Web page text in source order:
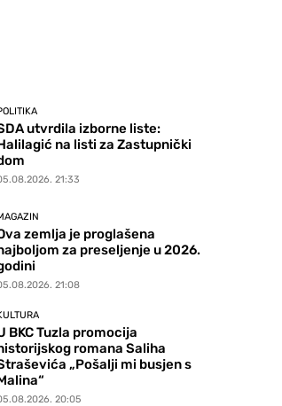
utvrdila izborne liste:
na listi za Zastupnički
21:33
zemlja je proglašena
za preseljenje u 2026.
21:08
BKC Tuzla promocija
romana Saliha
„Pošalji mi busjen s
20:05